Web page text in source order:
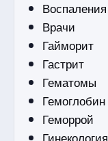
Воспаления
Врачи
Гайморит
Гастрит
Гематомы
Гемоглобин
Геморрой
Гинекология